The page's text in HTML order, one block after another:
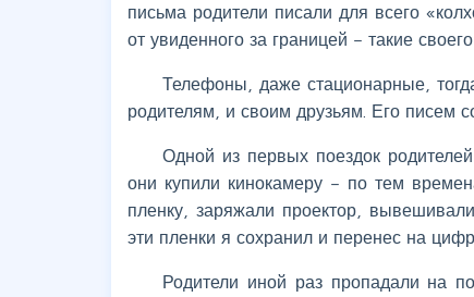
письма родители писали для всего
от увиденного за границей – такие
Телефоны, даже стационарные,
родителям, и своим друзьям. Его писем
Одной из первых поездок
они купили кинокамеру – по тем
пленку, заряжали проектор,
эти пленки я сохранил и перенес на
Родители иной раз пропадали на